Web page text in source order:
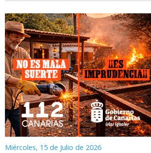
Miércoles, 15 de Julio de 2026